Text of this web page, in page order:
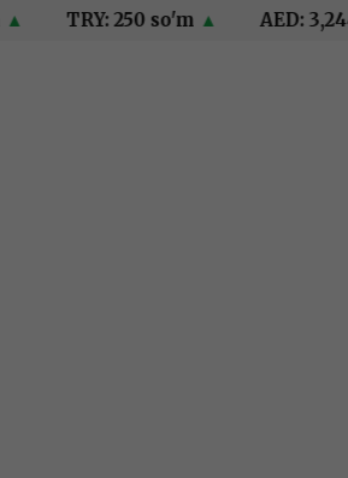
TRY: 250 so'm▲ AED: 3,244